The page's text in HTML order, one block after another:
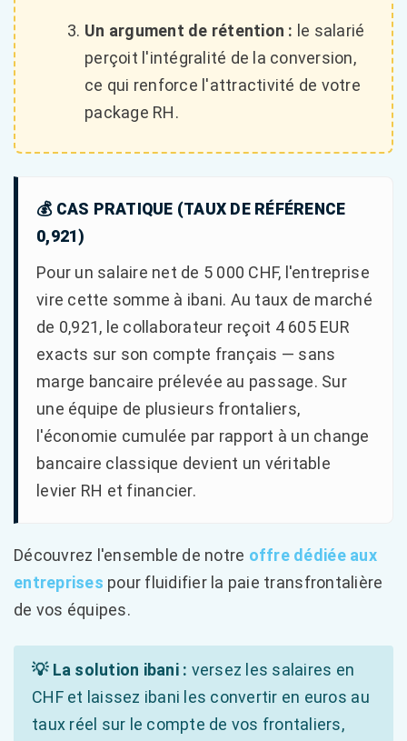
Un argument de rétention : le salarié
perçoit l'intégralité de la conversion,
ce qui renforce l'attractivité de votre
package RH.
💰 CAS PRATIQUE (TAUX DE RÉFÉRENCE
0,921)
Pour un salaire net de 5 000 CHF, l'entreprise
vire cette somme à ibani. Au taux de marché
de 0,921, le collaborateur reçoit 4 605 EUR
exacts sur son compte français — sans
marge bancaire prélevée au passage. Sur
une équipe de plusieurs frontaliers,
l'économie cumulée par rapport à un change
bancaire classique devient un véritable
levier RH et financier.
Découvrez l'ensemble de notre offre dédiée aux
entreprises pour fluidifier la paie transfrontalière
de vos équipes.
💡 La solution ibani : versez les salaires en
CHF et laissez ibani les convertir en euros au
taux réel sur le compte de vos frontaliers,